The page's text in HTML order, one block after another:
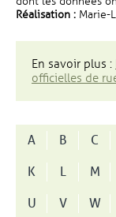
Réalisation : Marie-
En savoir plus :
officielles de
A B C
K
L M
U
V W